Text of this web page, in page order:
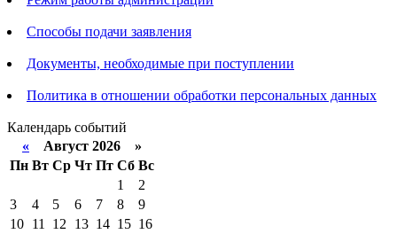
Способы подачи заявления
Документы, необходимые при поступлении
Политика в отношении обработки персональных данных
Календарь событий
« Август 2026 »
Пн Вт Ср Чт Пт Сб Вс
1
2
3
4 5 6 7 8
9
10 11 12 13 14 15 16